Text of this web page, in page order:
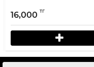
16,000 тг